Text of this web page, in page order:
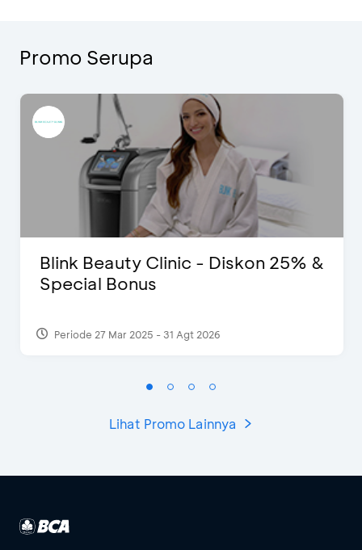
Promo Serupa
Blink Beauty Clinic - Diskon 25% &
Special Bonus
Periode 27 Mar 2025 - 31 Agt 2026
Lihat Promo Lainnya